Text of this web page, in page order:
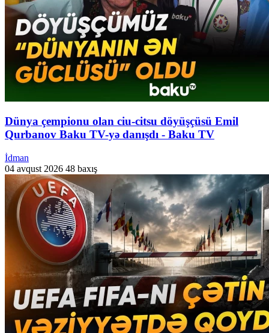
Dünya çempionu olan ciu-citsu döyüşçüsü Emil
Qurbanov Baku TV-yə danışdı - Baku TV
İdman
04 avqust 2026 48 baxış